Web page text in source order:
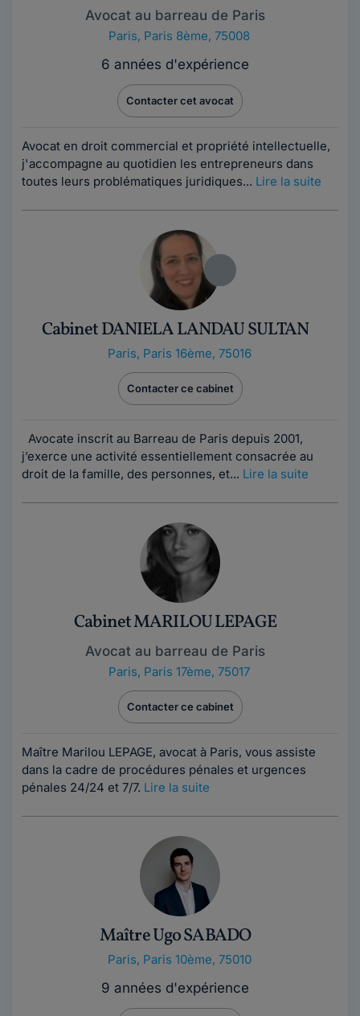
Avocat au barreau de Paris
Paris, Paris 8ème, 75008
6 années d'expérience
Contacter cet avocat
Avocat en droit commercial et propriété intellectuelle,
j'accompagne au quotidien les entrepreneurs dans
toutes leurs problématiques juridiques... Lire la suite
Cabinet DANIELA LANDAU SULTAN
Paris, Paris 16ème, 75016
Contacter ce cabinet
Avocate inscrit au Barreau de Paris depuis 2001,
j’exerce une activité essentiellement consacrée au
droit de la famille, des personnes, et... Lire la suite
Cabinet MARILOU LEPAGE
Avocat au barreau de Paris
Paris, Paris 17ème, 75017
Contacter ce cabinet
Maître Marilou LEPAGE, avocat à Paris, vous assiste
dans la cadre de procédures pénales et urgences
pénales 24/24 et 7/7. Lire la suite
Maître Ugo SABADO
Paris, Paris 10ème, 75010
9 années d'expérience